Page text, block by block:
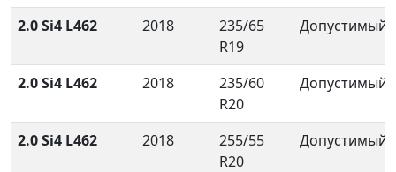
2.0 Si4 L462 2018
235/65
R19
Допустимый
2.0 Si4 L462 2018
235/60
R20
Допустимый
2.0 Si4 L462 2018
255/55
R20
Допустимый